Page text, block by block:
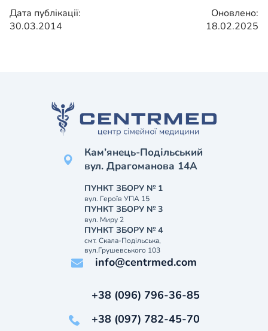
Дата публікації:
30.03.2014
Оновлено:
18.02.2025
Кам’янець-Подільський
вул. Драгоманова 14А
ПУНКТ ЗБОРУ № 1
вул. Героїв УПА 15
ПУНКТ ЗБОРУ № 3
вул. Миру 2
ПУНКТ ЗБОРУ № 4
смт. Скала-Подільська,
вул.Грушевського 103
info@centrmed.com
+38 (096) 796-36-85
+38 (097) 782-45-70